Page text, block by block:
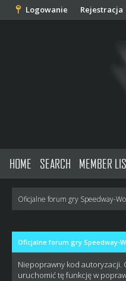
Logowanie Rejestracja
HOME SEARCH MEMBER
Oficjalne forum gry Speedway-
Oficjalne forum gry Speedway-
Niepoprawny kod autoryzacji.
uruchomić tę funkcję w